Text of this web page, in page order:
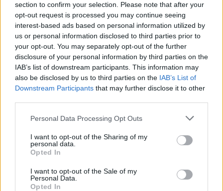
section to confirm your selection. Please note that after your
opt-out request is processed you may continue seeing
interest-based ads based on personal information utilized by
us or personal information disclosed to third parties prior to
your opt-out. You may separately opt-out of the further
disclosure of your personal information by third parties on the
IAB’s list of downstream participants. This information may
also be disclosed by us to third parties on the IAB’s List of
Downstream Participants that may further disclose it to other
Personal Data Processing Opt Outs
I want to opt-out of the Sharing of my
personal data.
Opted In
I want to opt-out of the Sale of my
Personal Data.
Opted In